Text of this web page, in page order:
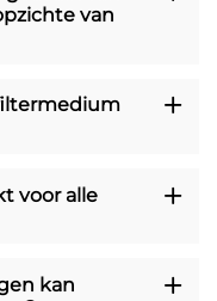
van
voor alle
kan